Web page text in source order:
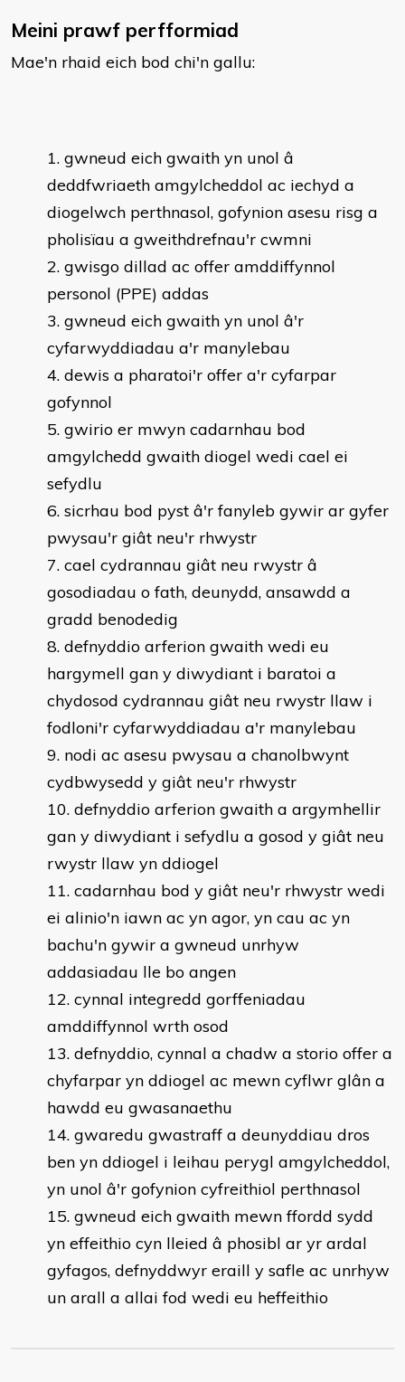
Meini prawf perfformiad
Mae'n rhaid eich bod chi'n gallu:
gwneud eich gwaith yn unol â
deddfwriaeth amgylcheddol ac iechyd a
diogelwch perthnasol, gofynion asesu risg a
pholisïau a gweithdrefnau'r cwmni
gwisgo dillad ac offer amddiffynnol
personol (PPE) addas
gwneud eich gwaith yn unol â'r
cyfarwyddiadau a'r manylebau
dewis a pharatoi'r offer a'r cyfarpar
gofynnol
gwirio er mwyn cadarnhau bod
amgylchedd gwaith diogel wedi cael ei
sefydlu
sicrhau bod pyst â'r fanyleb gywir ar gyfer
pwysau'r giât neu'r rhwystr
cael cydrannau giât neu rwystr â
gosodiadau o fath, deunydd, ansawdd a
gradd benodedig
defnyddio arferion gwaith wedi eu
hargymell gan y diwydiant i baratoi a
chydosod cydrannau giât neu rwystr llaw i
fodloni'r cyfarwyddiadau a'r manylebau
nodi ac asesu pwysau a chanolbwynt
cydbwysedd y giât neu'r rhwystr
defnyddio arferion gwaith a argymhellir
gan y diwydiant i sefydlu a gosod y giât neu
rwystr llaw yn ddiogel
cadarnhau bod y giât neu'r rhwystr wedi
ei alinio'n iawn ac yn agor, yn cau ac yn
bachu'n gywir a gwneud unrhyw
addasiadau lle bo angen
cynnal integredd gorffeniadau
amddiffynnol wrth osod
defnyddio, cynnal a chadw a storio offer a
chyfarpar yn ddiogel ac mewn cyflwr glân a
hawdd eu gwasanaethu
gwaredu gwastraff a deunyddiau dros
ben yn ddiogel i leihau perygl amgylcheddol,
yn unol â'r gofynion cyfreithiol perthnasol
gwneud eich gwaith mewn ffordd sydd
yn effeithio cyn lleied â phosibl ar yr ardal
gyfagos, defnyddwyr eraill y safle ac unrhyw
un arall a allai fod wedi eu heffeithio